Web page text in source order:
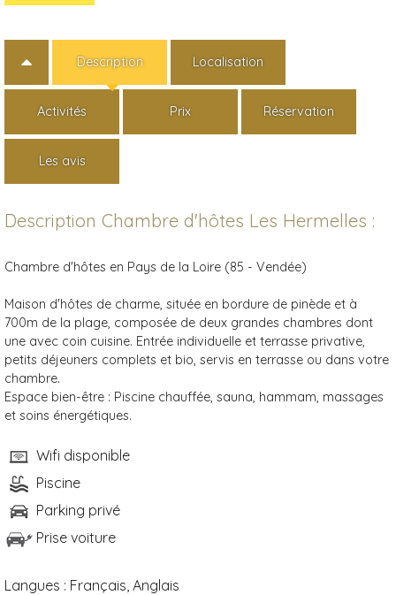
Description Localisation
Activités Prix Réservation
Les avis
Description Chambre d'hôtes Les Hermelles :
Chambre d'hôtes en Pays de la Loire (85 - Vendée)
Maison d'hôtes de charme, située en bordure de pinède et à
700m de la plage, composée de deux grandes chambres dont
une avec coin cuisine. Entrée individuelle et terrasse privative,
petits déjeuners complets et bio, servis en terrasse ou dans votre
chambre.
Espace bien-être : Piscine chauffée, sauna, hammam, massages
et soins énergétiques.
Wifi disponible
Piscine
Parking privé
Prise voiture
Langues : Français, Anglais